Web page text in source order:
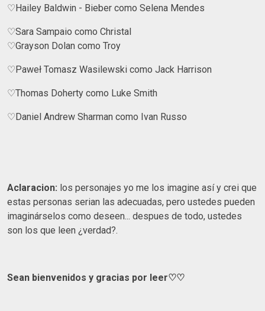
♡Hailey Baldwin - Bieber como Selena Mendes
♡Sara Sampaio como Christal
♡Grayson Dolan como Troy
♡Paweł Tomasz Wasilewski como Jack Harrison
♡Thomas Doherty como Luke Smith
♡Daniel Andrew Sharman como Ivan Russo
Aclaracion: los personajes yo me los imagine así y crei que
estas personas serian las adecuadas, pero ustedes pueden
imaginárselos como deseen... despues de todo, ustedes
son los que leen ¿verdad?.
Sean bienvenidos y gracias por leer♡♡